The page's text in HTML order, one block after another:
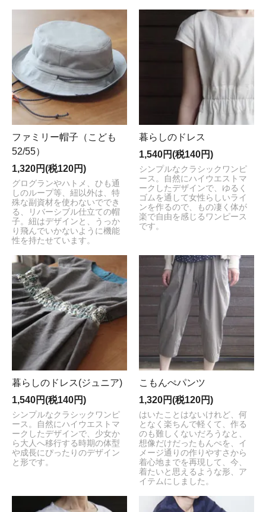
ファミリー帽子（こども
52/55）
1,320円(税120円)
グログランやハトメ、ひも通
しのループ等、紐以外は、特
殊な副資材を使わないででき
る、リバーシブル仕立ての帽
子。紐はデザインと、うっか
り飛んでいかないように機能
性を持たせています。
暮らしのドレス
1,540円(税140円)
シンプルなクラシックワンピ
ース。自然にハイウエストマ
ークしたデザインで、ゆるく
ゴムを通して女性らしいライ
ンを作るので、もの凄く体が
楽で自由を感じるワンピース
です。
暮らしのドレス(ジュニア)
1,540円(税140円)
シンプルなクラシックワンピ
ース。自然にハイウエストマ
ークしたデザインで、少女か
ら大人へ移行する時期の体型
や成長にぴったりのデザイン
と形です。
こもんぺパンツ
1,320円(税120円)
はいたことはないけれど、何
となく楽ちんで軽くて、作る
のも難しくないだろうなと、
想像だけだったもんぺを、イ
メージ通りの作りやすさから
着心地までを再現して、今、
着たいと思えるような形、ア
イテムにしました。